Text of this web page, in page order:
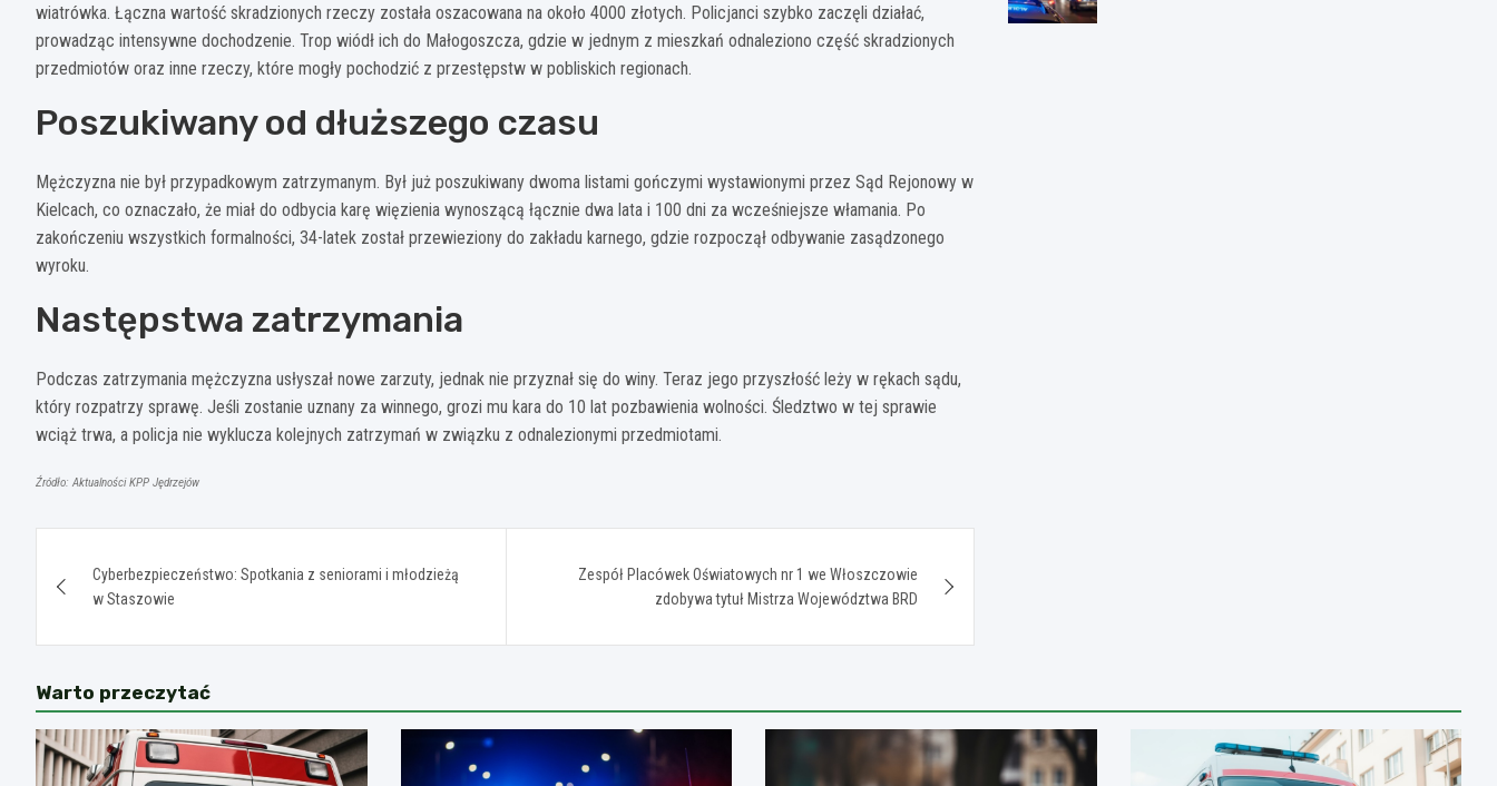
wiatrówka. Łączna wartość skradzionych rzeczy została oszacowana na około 4000 złotych. Policjanci szybko zaczęli działać,
prowadząc intensywne dochodzenie. Trop wiódł ich do Małogoszcza, gdzie w jednym z mieszkań odnaleziono część skradzionych
przedmiotów oraz inne rzeczy, które mogły pochodzić z przestępstw w pobliskich regionach.
Poszukiwany od dłuższego czasu
Mężczyzna nie był przypadkowym zatrzymanym. Był już poszukiwany dwoma listami gończymi wystawionymi przez Sąd Rejonowy w
Kielcach, co oznaczało, że miał do odbycia karę więzienia wynoszącą łącznie dwa lata i 100 dni za wcześniejsze włamania. Po
zakończeniu wszystkich formalności, 34-latek został przewieziony do zakładu karnego, gdzie rozpoczął odbywanie zasądzonego
wyroku.
Następstwa zatrzymania
Podczas zatrzymania mężczyzna usłyszał nowe zarzuty, jednak nie przyznał się do winy. Teraz jego przyszłość leży w rękach sądu,
który rozpatrzy sprawę. Jeśli zostanie uznany za winnego, grozi mu kara do 10 lat pozbawienia wolności. Śledztwo w tej sprawie
wciąż trwa, a policja nie wyklucza kolejnych zatrzymań w związku z odnalezionymi przedmiotami.
Źródło: Aktualności KPP Jędrzejów
wpisu
Cyberbezpieczeństwo: Spotkania z seniorami i młodzieżą
w Staszowie
Zespół Placówek Oświatowych nr 1 we Włoszczowie
zdobywa tytuł Mistrza Województwa BRD
Warto przeczytać